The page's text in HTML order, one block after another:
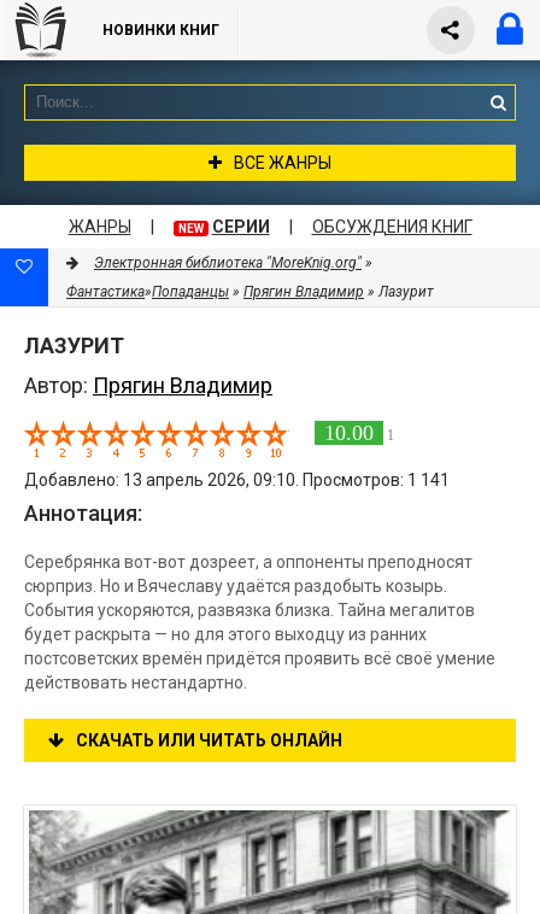
НОВИНКИ КНИГ
ВСЕ ЖАНРЫ
ЖАНРЫ NEW СЕРИИ ОБСУЖДЕНИЯ КНИГ
Электронная библиотека "MoreKnig.org" »
Фантастика»Попаданцы » Прягин Владимир » Лазурит
ЛАЗУРИТ
Автор: Прягин Владимир
10.00 1
Добавлено: 13 апрель 2026, 09:10. Просмотров: 1 141
Аннотация:
Серебрянка вот-вот дозреет, а оппоненты преподносят
сюрприз. Но и Вячеславу удаётся раздобыть козырь.
События ускоряются, развязка близка. Тайна мегалитов
будет раскрыта — но для этого выходцу из ранних
постсоветских времён придётся проявить всё своё умение
действовать нестандартно.
СКАЧАТЬ ИЛИ ЧИТАТЬ ОНЛАЙН